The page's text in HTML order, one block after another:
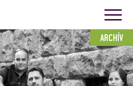
ARCHÍV